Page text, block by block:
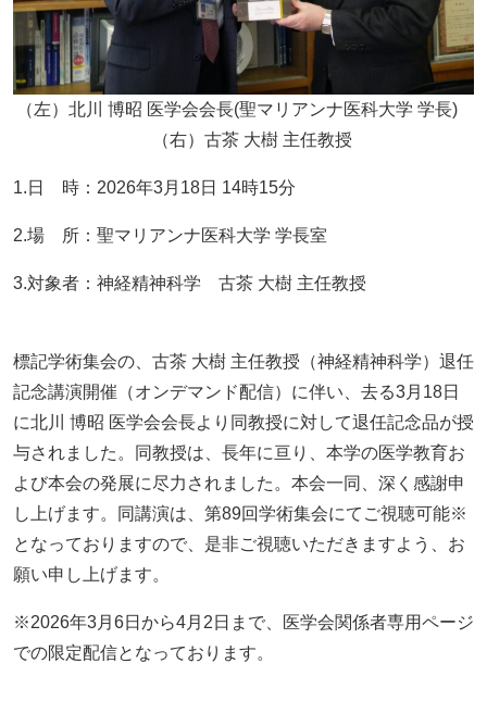
（左）北川 博昭 医学会会長(聖マリアンナ医科大学 学長)
（右）古茶 大樹 主任教授
1.日 時：2026年3月18日 14時15分
2.場 所：聖マリアンナ医科大学 学長室
3.対象者：神経精神科学 古茶 大樹 主任教授
標記学術集会の、古茶 大樹 主任教授（神経精神科学）退任
記念講演開催（オンデマンド配信）に伴い、去る3月18日
に北川 博昭 医学会会長より同教授に対して退任記念品が授
与されました。同教授は、長年に亘り、本学の医学教育お
よび本会の発展に尽力されました。本会一同、深く感謝申
し上げます。同講演は、第89回学術集会にてご視聴可能※
となっておりますので、是非ご視聴いただきますよう、お
願い申し上げます。
※2026年3月6日から4月2日まで、医学会関係者専用ページ
での限定配信となっております。